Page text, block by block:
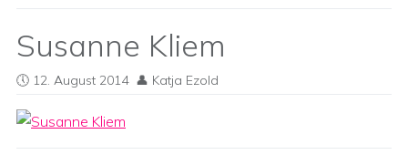
Susanne Kliem
12. August 2014 Katja Ezold